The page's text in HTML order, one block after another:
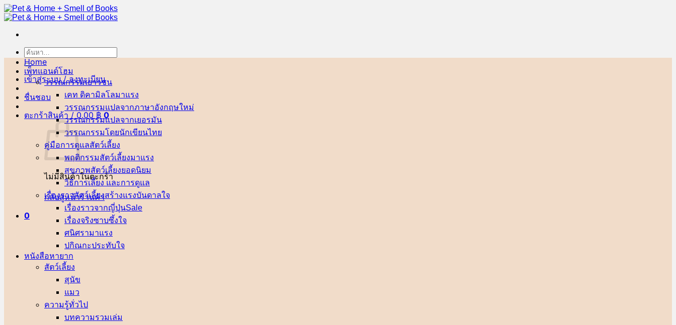
ข้าม
ไป
เนื้อหา
ค้นหา:
เข้าสู่ระบบ / ลงทะเบียน
ชื่นชอบ
ตะกร้าสินค้า / 0.00 ฿ 0
ไม่มีสินค้าในตะกร้า
กลับสู่หน้าร้านค้า
0
Home
เพ็ทแอนด์โฮม
วรรณกรรมเยาวชน
เคท ดิคามิลโล
วรรณกรรมแปลจากภาษาอังกฤษ
วรรณกรรมแปลจากเยอรมัน
วรรณกรรมโดยนักเขียนไทย
คู่มือการดูแลสัตว์เลี้ยง
พฤติกรรมสัตว์เลี้ยง
สุขภาพสัตว์เลี้ยง
วิธีการเลี้ยง และการดูแล
เรื่องราวสัตว์เลี้ยงสร้างแรงบันดาลใจ
เรื่องราวจากญี่ปุ่น
เรื่องจริงซาบซึ้งใจ
ศนิศรา
ปกิณกะประทับใจ
หนังสือหายาก
สัตว์เลี้ยง
สุนัข
แมว
ความรู้ทั่วไป
บทความรวมเล่ม